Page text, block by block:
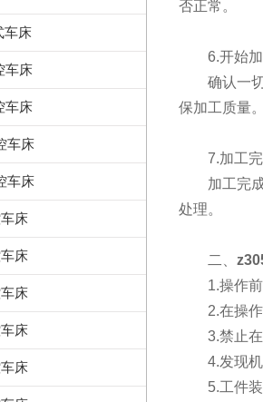
车床
车床
车床
车床
车床
床
床
床
床
床
否正常。
6.开始加
确认一切
保加工质量
7.加工完
加工完成
处理。
二、
1.操作前
2.在操作
3.禁止在
4.发现机
5.工件装